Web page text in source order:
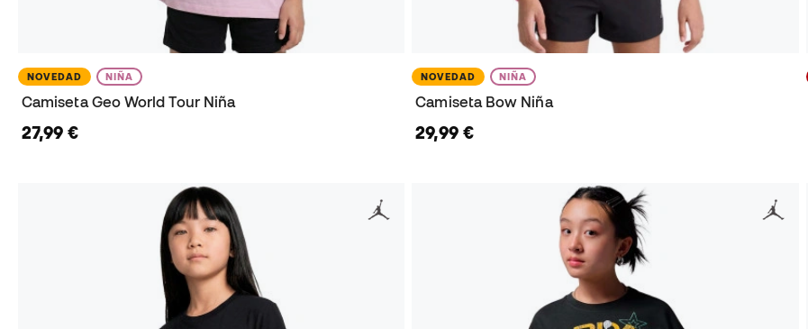
NOVEDAD NIÑA
Camiseta Geo World Tour Niña
27,99 €
NOVEDAD NIÑA
Camiseta Bow Niña
29,99 €